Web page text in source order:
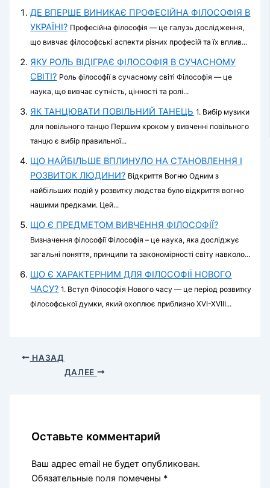
ДЕ ВПЕРШЕ ВИНИКАЄ ПРОФЕСІЙНА ФІЛОСОФІЯ В
УКРАЇНІ? Професійна філософія — це галузь дослідження,
що вивчає філософські аспекти різних професій та їх вплив...
ЯКУ РОЛЬ ВІДІГРАЄ ФІЛОСОФІЯ В СУЧАСНОМУ
СВІТІ? Роль філософії в сучасному світі Філософія — це
наука, що вивчає сутність, цінності та ролі...
ЯК ТАНЦЮВАТИ ПОВІЛЬНИЙ ТАНЕЦЬ 1. Вибір музики
для повільного танцю Першим кроком у вивченні повільного
танцю є вибір правильної...
ЩО НАЙБІЛЬШЕ ВПЛИНУЛО НА СТАНОВЛЕННЯ І
РОЗВИТОК ЛЮДИНИ? Відкриття Вогню Одним з
найбільших подій у розвитку людства було відкриття вогню
нашими предками. Цей...
ЩО Є ПРЕДМЕТОМ ВИВЧЕННЯ ФІЛОСОФІЇ?
Визначення філософії Філософія – це наука, яка досліджує
загальні поняття, принципи та закономірності світу навколо...
ЩО Є ХАРАКТЕРНИМ ДЛЯ ФІЛОСОФІЇ НОВОГО
ЧАСУ? 1. Вступ Філософія Нового часу — це період розвитку
філософської думки, який охоплює приблизно XVI-XVIII...
НАЗАД
ДАЛЕЕ
Оставьте комментарий
Ваш адрес email не будет опубликован.
Обязательные поля помечены *